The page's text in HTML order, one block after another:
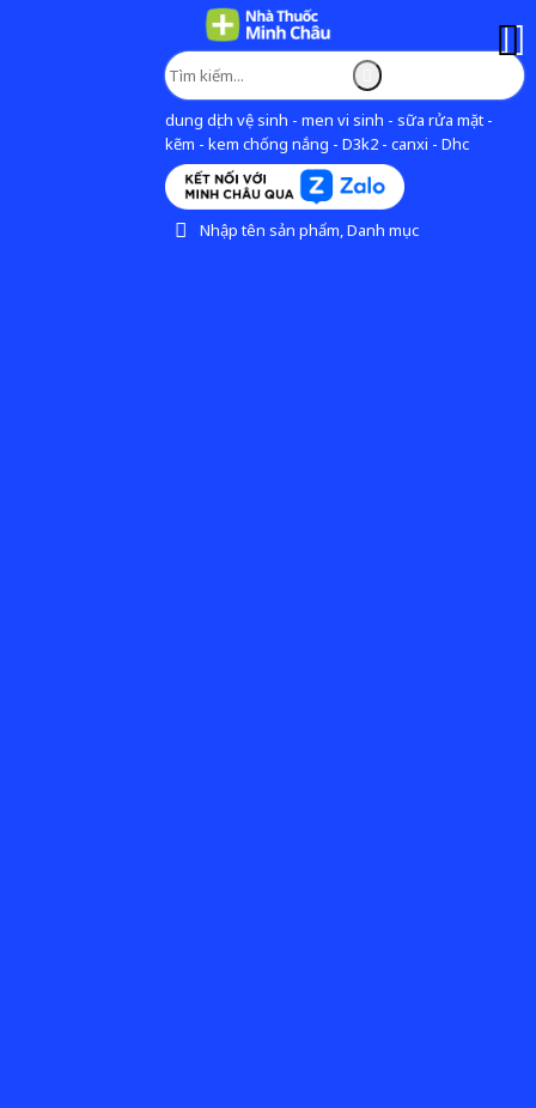
dung dịch vệ sinh - men vi sinh - sữa rửa mặt -
kẽm - kem chống nắng - D3k2 - canxi - Dhc
Nhập tên sản phẩm, Danh mục